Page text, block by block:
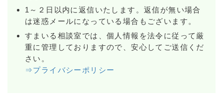
1～２日以内に返信いたします。返信が無い場合
は迷惑メールになっている場合もございます。
すまいる相談室では、個人情報を法令に従って厳
重に管理しておりますので、安心してご送信くだ
さい。
⇒プライバシーポリシー